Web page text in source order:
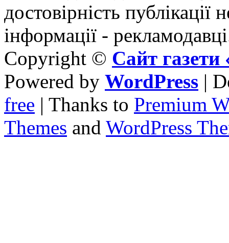
достовірність публікації
інформації -
Copyright © Сайт
Powered by WordPress |
free | Thanks to Premium
Themes and WordPress